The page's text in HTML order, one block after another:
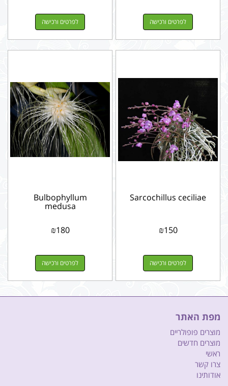
לפרטים ורכישה לפרטים ורכישה
Sarcochillus ceciliae
₪150
לפרטים ורכישה
Bulbophyllum
medusa
₪180
לפרטים ורכישה
מפת האתר
מוצרים פופולריים
מוצרים חדשים
ראשי
צרו קשר
אודותינו